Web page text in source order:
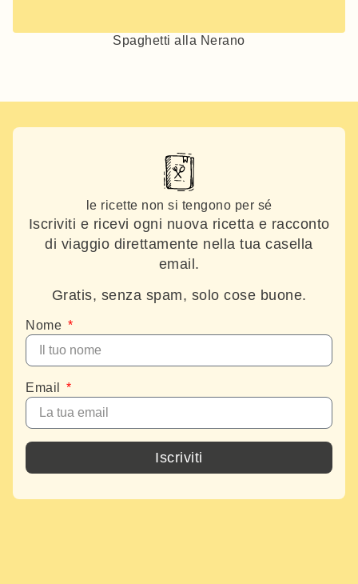
Spaghetti alla Nerano
le ricette non si tengono per sé
Iscriviti e ricevi ogni nuova ricetta e racconto
di viaggio direttamente nella tua casella
email.
Gratis, senza spam, solo cose buone.
Nome
Email
Iscriviti